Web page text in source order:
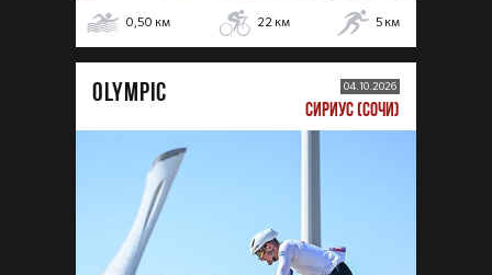
0,50 км 22 км 5 км
OLYMPIC 04.10.2026
СИРИУС (СОЧИ)